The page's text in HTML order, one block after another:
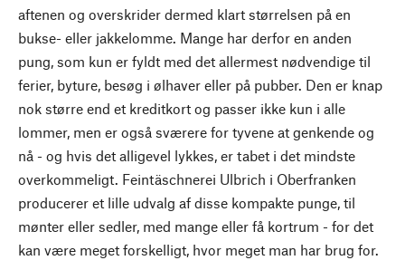
aftenen og overskrider dermed klart størrelsen på en
bukse- eller jakkelomme. Mange har derfor en anden
pung, som kun er fyldt med det allermest nødvendige til
ferier, byture, besøg i ølhaver eller på pubber. Den er knap
nok større end et kreditkort og passer ikke kun i alle
lommer, men er også sværere for tyvene at genkende og
nå - og hvis det alligevel lykkes, er tabet i det mindste
overkommeligt. Feintäschnerei Ulbrich i Oberfranken
producerer et lille udvalg af disse kompakte punge, til
mønter eller sedler, med mange eller få kortrum - for det
kan være meget forskelligt, hvor meget man har brug for.